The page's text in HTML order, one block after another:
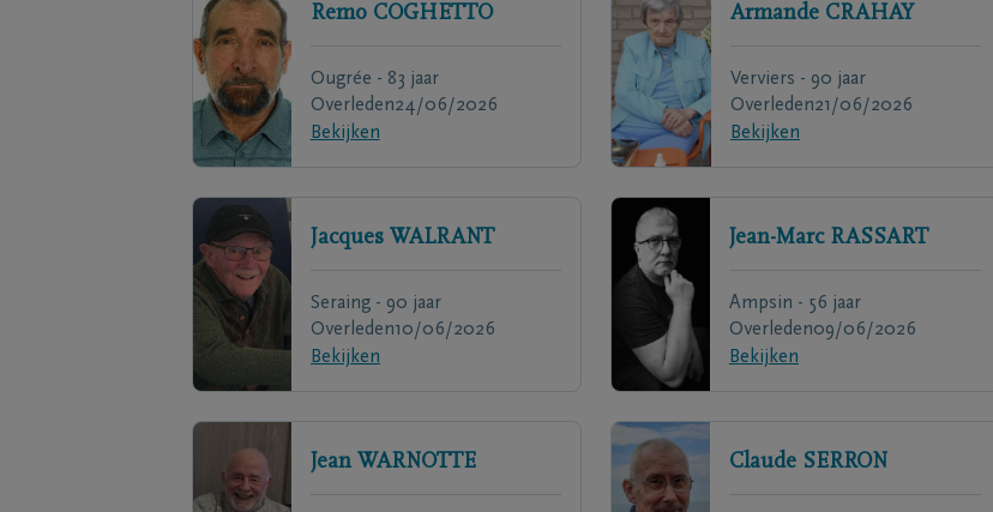
Remo COGHETTO
Ougrée - 83 jaar
Overleden24/06/2026
Bekijken
Armande CRAHAY
Verviers - 90 jaar
Overleden21/06/2026
Bekijken
Jacques WALRANT
Seraing - 90 jaar
Overleden10/06/2026
Bekijken
Jean-Marc RASSART
Ampsin - 56 jaar
Overleden09/06/2026
Bekijken
Jean WARNOTTE Claude SERRON